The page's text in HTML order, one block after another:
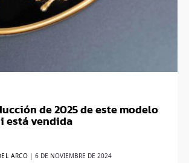
de 2025 de este modelo
está vendida
ARCO |6 DE NOVIEMBRE DE 2024